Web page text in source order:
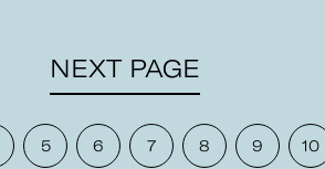
NEXT PAGE
5 6 7 8 9 10